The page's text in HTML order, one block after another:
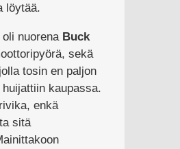
löytää.
nuorena Buck
sekä
tosin en paljon
kaupassa.
enkä
sitä